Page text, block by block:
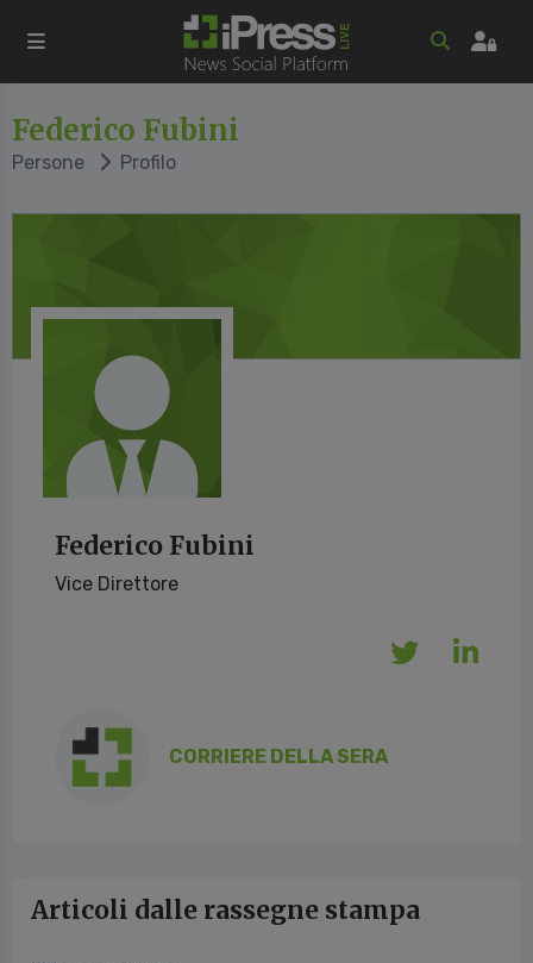
Federico Fubini
Persone Profilo
Federico Fubini
Vice Direttore
CORRIERE DELLA SERA
Articoli dalle rassegne stampa